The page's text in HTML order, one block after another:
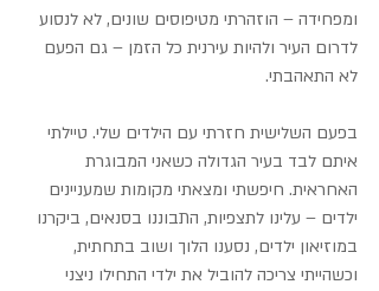
ומפחידה – הוזהרתי מטיפוסים שונים, לא לנסוע
לדרום העיר ולהיות עירנית כל הזמן – גם הפעם
לא התאהבתי.
בפעם השלישית חזרתי עם הילדים שלי. טיילתי
איתם לבד בעיר הגדולה כשאני המבוגרת
האחראית. חיפשתי ומצאתי מקומות שמעניינים
ילדים – עלינו לתצפיות, התבוננו בסנאים, ביקרנו
במוזיאון ילדים, נסענו הלוך ושוב בתחתית,
וכשהייתי צריכה להוביל את ילדי התחילו ניצני